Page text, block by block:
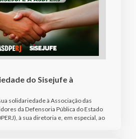
do Sisejufe à
solidariedade à Associação das
da Defensoria Pública do Estado
à sua diretoria e, em especial, ao